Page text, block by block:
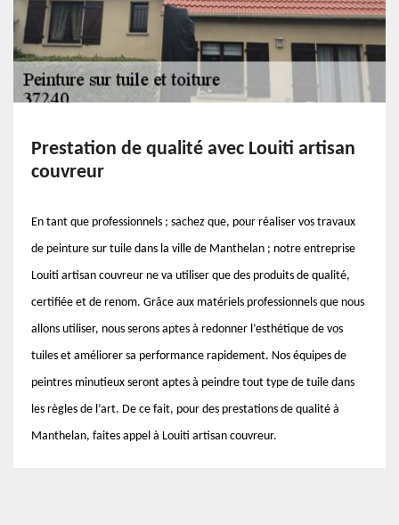
Prestation de qualité avec Louiti artisan
couvreur
En tant que professionnels ; sachez que, pour réaliser vos travaux
de peinture sur tuile dans la ville de Manthelan ; notre entreprise
Louiti artisan couvreur ne va utiliser que des produits de qualité,
certifiée et de renom. Grâce aux matériels professionnels que nous
allons utiliser, nous serons aptes à redonner l’esthétique de vos
tuiles et améliorer sa performance rapidement. Nos équipes de
peintres minutieux seront aptes à peindre tout type de tuile dans
les règles de l’art. De ce fait, pour des prestations de qualité à
Manthelan, faites appel à Louiti artisan couvreur.